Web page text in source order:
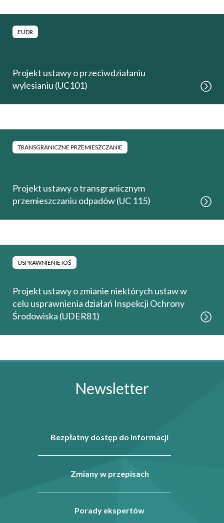
EUDR
Projekt ustawy o przeciwdziałaniu
wylesianiu (UC101)
TRANSGRANICZNE PRZEMIESZCZANIE
Projekt ustawy o transgranicznym
przemieszczaniu odpadów (UC 115)
USPRAWNIENIE IOŚ
Projekt ustawy o zmianie niektórych ustaw w
celu usprawnienia działań Inspekcji Ochrony
Środowiska (UDER81)
Newsletter
Bezpłatny dostęp do informacji
Zmiany w przepisach
Porady ekspertów